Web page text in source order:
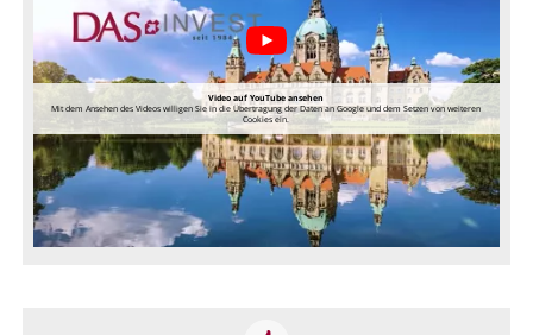
Video auf YouTube ansehen
Mit dem Ansehen des Videos willigen Sie in die Übertragung der Daten an Google und dem Setzen von weiteren
Cookies ein.